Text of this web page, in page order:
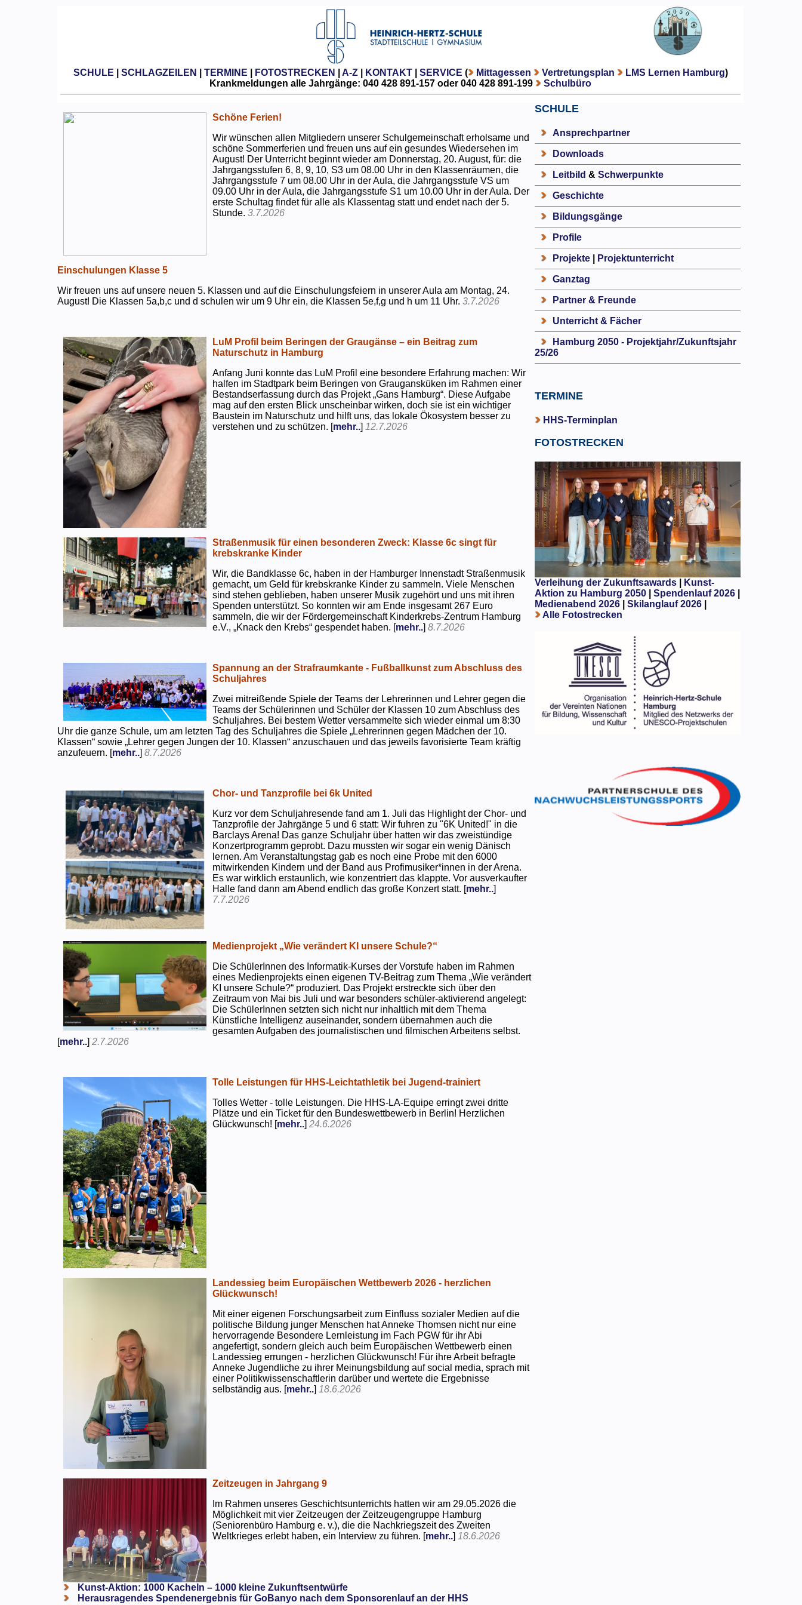
SCHULE SCHLAGZEILEN TERMINE FOTOSTRECKEN A-Z| KONTAKT| SERVICE ( Mittagessen Vertretungsplan LMS Lernen Hamburg)
Krankmeldungen alle Jahrgänge: 040 428 891-157 oder 040 428 891-199
Schulbüro
Schöne Ferien!
Wir wünschen allen Mitgliedern unserer Schulgemeinschaft erholsame und
schöne Sommerferien und freuen uns auf ein gesundes Wiedersehen im
August! Der Unterricht beginnt wieder am Donnerstag, 20. August, für: die
Jahrgangsstufen 6, 8, 9, 10, S3 um 08.00 Uhr in den Klassenräumen, die
Jahrgangsstufe 7 um 08.00 Uhr in der Aula, die Jahrgangsstufe VS um
09.00 Uhr in der Aula, die Jahrgangsstufe S1 um 10.00 Uhr in der Aula. Der
erste Schultag findet für alle als Klassentag statt und endet nach der 5.
Stunde.3.7.2026
Einschulungen Klasse 5
Wir freuen uns auf unsere neuen 5. Klassen und auf die Einschulungsfeiern in unserer Aula am Montag, 24.
August! Die Klassen 5a,b,c und d schulen wir um 9 Uhr ein, die Klassen 5e,f,g und h um 11 Uhr.3.7.2026
LuM Profil beim Beringen der Graugänse – ein Beitrag zum
Naturschutz in Hamburg
Anfang Juni konnte das LuM Profil eine besondere Erfahrung machen: Wir
halfen im Stadtpark beim Beringen von Graugansküken im Rahmen einer
Bestandserfassung durch das Projekt „Gans Hamburg“. Diese Aufgabe
mag auf den ersten Blick unscheinbar wirken, doch sie ist ein wichtiger
Baustein im Naturschutz und hilft uns, das lokale Ökosystem besser zu
verstehen und zu schützen. [mehr..] 12.7.2026
Straßenmusik für einen besonderen Zweck: Klasse 6c singt für
krebskranke Kinder
Wir, die Bandklasse 6c, haben in der Hamburger Innenstadt Straßenmusik
gemacht, um Geld für krebskranke Kinder zu sammeln. Viele Menschen
sind stehen geblieben, haben unserer Musik zugehört und uns mit ihren
Spenden unterstützt. So konnten wir am Ende insgesamt 267 Euro
sammeln, die wir der Fördergemeinschaft Kinderkrebs-Zentrum Hamburg
e.V., „Knack den Krebs“ gespendet haben. [mehr..]8.7.2026
Spannung an der Strafraumkante - Fußballkunst zum Abschluss des
Schuljahres
Zwei mitreißende Spiele der Teams der Lehrerinnen und Lehrer gegen die
Teams der Schülerinnen und Schüler der Klassen 10 zum Abschluss des
Schuljahres. Bei bestem Wetter versammelte sich wieder einmal um 8:30
Uhr die ganze Schule, um am letzten Tag des Schuljahres die Spiele „Lehrerinnen gegen Mädchen der 10.
Klassen“ sowie „Lehrer gegen Jungen der 10. Klassen“ anzuschauen und das jeweils favorisierte Team kräftig
anzufeuern. [mehr..]8.7.2026
Chor- und Tanzprofile bei 6k United
Kurz vor dem Schuljahresende fand am 1. Juli das Highlight der Chor- und
Tanzprofile der Jahrgänge 5 und 6 statt: Wir fuhren zu "6K United!" in die
Barclays Arena! Das ganze Schuljahr über hatten wir das zweistündige
Konzertprogramm geprobt. Dazu mussten wir sogar ein wenig Dänisch
lernen. Am Veranstaltungstag gab es noch eine Probe mit den 6000
mitwirkenden Kindern und der Band aus Profimusiker*innen in der Arena.
Es war wirklich erstaunlich, wie konzentriert das klappte. Vor ausverkaufter
Halle fand dann am Abend endlich das große Konzert statt. [mehr..]
7.7.2026
Medienprojekt „Wie verändert KI unsere Schule?“
Die SchülerInnen des Informatik-Kurses der Vorstufe haben im Rahmen
eines Medienprojekts einen eigenen TV-Beitrag zum Thema „Wie verändert
KI unsere Schule?“ produziert. Das Projekt erstreckte sich über den
Zeitraum von Mai bis Juli und war besonders schüler-aktivierend angelegt:
Die SchülerInnen setzten sich nicht nur inhaltlich mit dem Thema
Künstliche Intelligenz auseinander, sondern übernahmen auch die
gesamten Aufgaben des journalistischen und filmischen Arbeitens selbst.
[mehr..]2.7.2026
Tolle Leistungen für HHS-Leichtathletik bei Jugend-trainiert
Tolles Wetter - tolle Leistungen. Die HHS-LA-Equipe erringt zwei dritte
Plätze und ein Ticket für den Bundeswettbewerb in Berlin! Herzlichen
Glückwunsch! [mehr..]24.6.2026
Landessieg beim Europäischen Wettbewerb 2026 - herzlichen
Glückwunsch!
Mit einer eigenen Forschungsarbeit zum Einfluss sozialer Medien auf die
politische Bildung junger Menschen hat Anneke Thomsen nicht nur eine
hervorragende Besondere Lernleistung im Fach PGW für ihr Abi
angefertigt, sondern gleich auch beim Europäischen Wettbewerb einen
Landessieg errungen - herzlichen Glückwunsch! Für ihre Arbeit befragte
Anneke Jugendliche zu ihrer Meinungsbildung auf social media, sprach mit
einer Politikwissenschaftlerin darüber und wertete die Ergebnisse
selbständig aus. [mehr..] 18.6.2026
Zeitzeugen in Jahrgang 9
Im Rahmen unseres Geschichtsunterrichts hatten wir am 29.05.2026 die
Möglichkeit mit vier Zeitzeugen der Zeitzeugengruppe Hamburg
(Seniorenbüro Hamburg e. v.), die die Nachkriegszeit des Zweiten
Weltkrieges erlebt haben, ein Interview zu führen. [mehr..] 18.6.2026
Kunst-Aktion: 1000 Kacheln – 1000 kleine Zukunftsentwürfe
Herausragendes Spendenergebnis für GoBanyo nach dem Sponsorenlauf an der HHS
SCHULE
Ansprechpartner
Downloads
Leitbild & Schwerpunkte
Geschichte
Bildungsgänge
Profile
Projekte| Projektunterricht
Ganztag
Partner & Freunde
Unterricht & Fächer
Hamburg 2050 - Projektjahr/Zukunftsjahr
25/26
TERMINE
HHS-Terminplan
FOTOSTRECKEN
Verleihung der Zukunftsawards|
Kunst-
Aktion zu Hamburg 2050
Spendenlauf 2026|
Medienabend 2026| Skilanglauf 2026|
Alle Fotostrecken